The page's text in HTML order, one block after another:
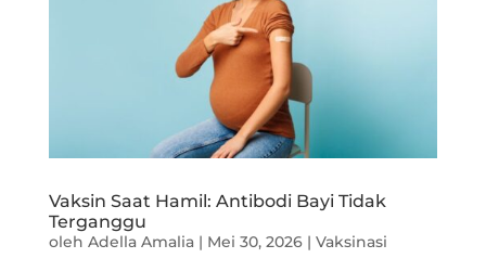
Vaksin Saat Hamil: Antibodi Bayi Tidak
Terganggu
oleh Adella Amalia| Mei 30, 2026| Vaksinasi